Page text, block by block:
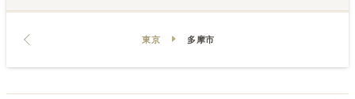
東京 多摩市